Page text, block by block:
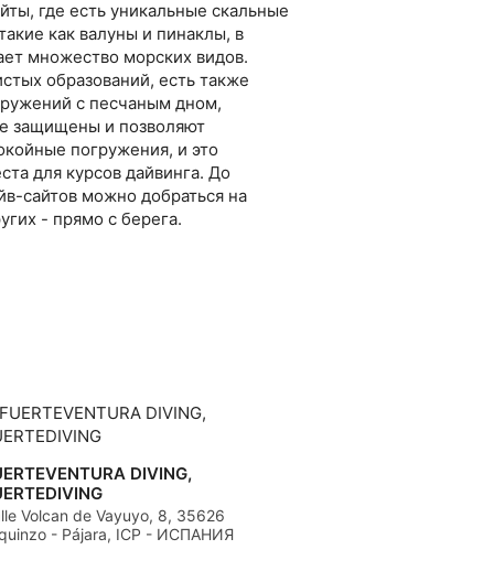
где есть уникальные скальные
как валуны и пинаклы, в
множество морских видов.
образований, есть также
с песчаным дном,
защищены и позволяют
погружения, и это
для курсов дайвинга. До
сайтов можно добраться на
- прямо с берега.
DIVING,
Volcan de Vayuyo, 8, 35626
- Pájara, ICP - ИСПАНИЯ